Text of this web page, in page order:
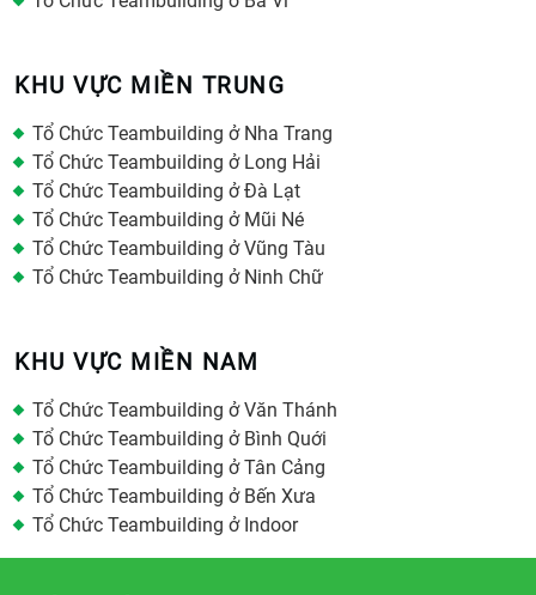
KHU VỰC MIỀN TRUNG
Tổ Chức Teambuilding ở Nha Trang
Tổ Chức Teambuilding ở Long Hải
Tổ Chức Teambuilding ở Đà Lạt
Tổ Chức Teambuilding ở Mũi Né
Tổ Chức Teambuilding ở Vũng Tàu
Tổ Chức Teambuilding ở Ninh Chữ
KHU VỰC MIỀN NAM
Tổ Chức Teambuilding ở Văn Thánh
Tổ Chức Teambuilding ở Bình Quới
Tổ Chức Teambuilding ở Tân Cảng
Tổ Chức Teambuilding ở Bến Xưa
Tổ Chức Teambuilding ở Indoor